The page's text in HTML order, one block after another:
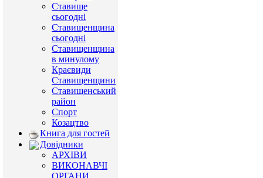
Ставище
сьогодні
Ставищенщина
сьогодні
Ставищенщина
в минулому
Краєвиди
Ставищенщини
Ставищенський
район
Спорт
Козацтво
Книга для гостей
Довідники
АРХІВИ
ВИКОНАВЧІ
ОРГАНИ